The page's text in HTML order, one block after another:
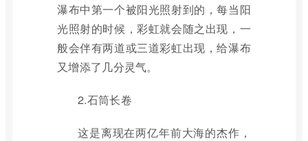
瀑布中第一个被阳光照射到的，每当阳
光照射的时候，彩虹就会随之出现，一
般会伴有两道或三道彩虹出现，给瀑布
又增添了几分灵气。
2.石筒长卷
这是离现在两亿年前大海的杰作，